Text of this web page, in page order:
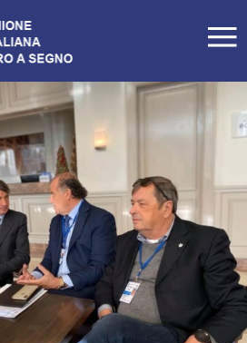
Profilo
Storia
Carte Federali
Regionali
Manifesto
Tesseramento